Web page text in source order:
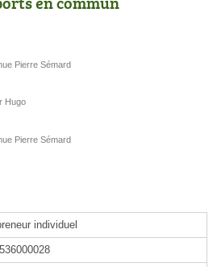
Pierre Sémard
Hugo
Pierre Sémard
individuel